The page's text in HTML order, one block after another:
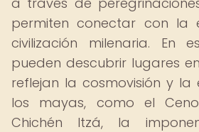
permiten conectar con la
civilización milenaria. En
pueden descubrir lugares
reflejan la cosmovisión y la
los mayas, como el
Chichén Itzá, la